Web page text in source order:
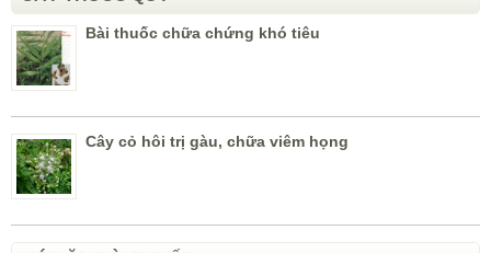
Bài thuốc chữa chứng khó tiêu
Cây cỏ hôi trị gàu, chữa viêm họng